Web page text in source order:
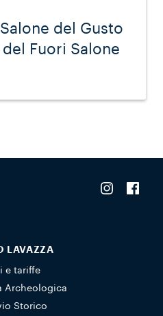
del Gusto
Fuori Salone
LAVAZZA
e tariffe
Archeologica
Storico